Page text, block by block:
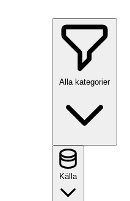
Alla kategorier
Källa